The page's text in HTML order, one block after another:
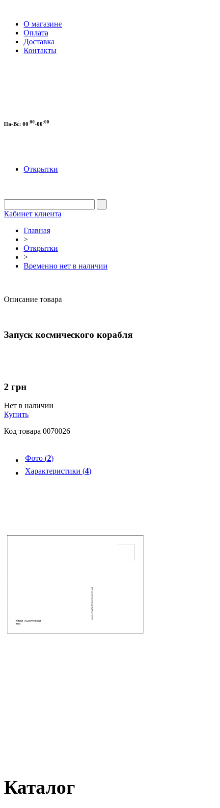
О магазине
Оплата
Доставка
Контакты
Пн-Вс: 00:00-00:00
Открытки
Кабинет клиента
Главная
>
Открытки
>
Временно нет в наличии
Описание товара
Запуск космического корабля
2 грн
Нет в наличии
Купить
Код товара 0070026
Фото (2)
Характеристики (4)
Каталог